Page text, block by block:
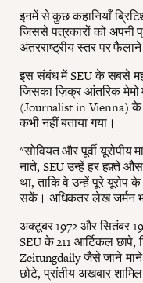
इनमें से कुछ कहानियाँ
जिससे पत्रकारों को अपनी
अंतरराष्ट्रीय स्तर पर
इस संबंध में SEU के सबसे
जिसका ज़िक्र आंतरिक
(Journalist in Vienna) के
कभी नहीं बताया गया।
"सोवियत और पूर्वी यूरोपीय
नाते, SEU उन्हें हर हफ़्ते
था, ताकि वे उन्हें पूरे यूरोप
सकें। अधिकतर लेख जर्मन
अक्टूबर 1972 और सितंबर
SEU के 211 आर्टिकल छापे,
Zeitungdaily जैसे जाने-
छोटे, प्रांतीय अखबार